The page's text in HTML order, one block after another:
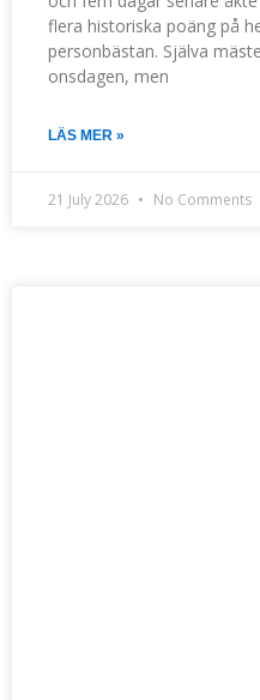
flera historiska poäng på
personbästan. Själva
onsdagen, men
LÄS MER »
21 July 2026 No Comments